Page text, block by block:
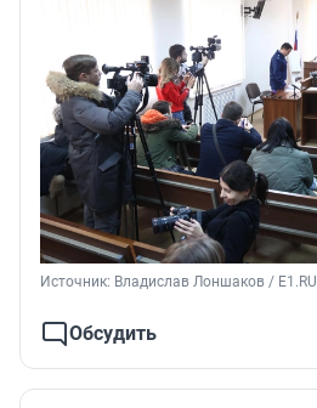
Источник: Владислав Лоншаков / E1.RU
Обсудить